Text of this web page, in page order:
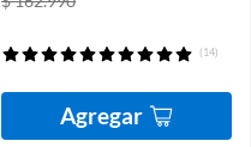
(14)
Agregar